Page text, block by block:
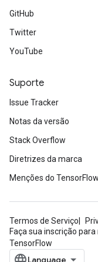
GitHub
Twitter
YouTube
Suporte
Issue Tracker
Notas da versão
Stack Overflow
Diretrizes da marca
Menções do TensorFlow
Termos de Serviço
Faça sua inscrição
TensorFlow